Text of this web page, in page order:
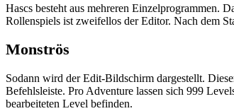
Hascs besteht aus mehreren Einzelprogrammen.
Rollenspiels ist zweifellos der Editor. Nach dem
Monströs
Sodann wird der Edit-Bildschirm dargestellt.
Befehlsleiste. Pro Adventure lassen sich 999
bearbeiteten Level befinden.